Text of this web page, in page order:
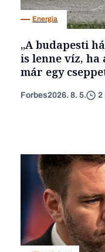
Energia
„A budapesti
is lenne víz, ha
már egy
Forbes2026. 8. 5. 2